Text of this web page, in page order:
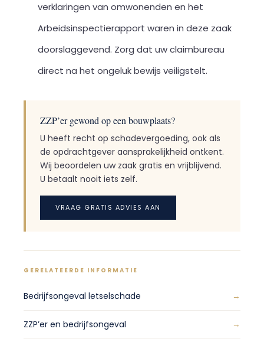
verklaringen van omwonenden en het
Arbeidsinspectierapport waren in deze zaak
doorslaggevend. Zorg dat uw claimbureau
direct na het ongeluk bewijs veiligstelt.
ZZP’er gewond op een bouwplaats?
U heeft recht op schadevergoeding, ook als
de opdrachtgever aansprakelijkheid ontkent.
Wij beoordelen uw zaak gratis en vrijblijvend.
U betaalt nooit iets zelf.
VRAAG GRATIS ADVIES AAN
GERELATEERDE INFORMATIE
Bedrijfsongeval letselschade
ZZP’er en bedrijfsongeval